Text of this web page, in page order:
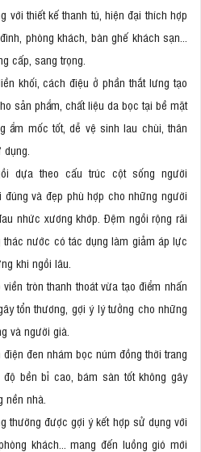
với thiết kế thanh tú, hiện đại thích hợp
phòng khách, bàn ghế khách sạn...
cấp, sang trọng.
khối, cách điệu ở phần thắt lưng tạo
sản phẩm, chất liệu da bọc tại bề mặt
ẩm mốc tốt, dễ vệ sinh lau chùi, thân
dựa theo cấu trúc cột sống người
và đẹp phù hợp cho những người
nhức xương khớp. Đệm ngồi rộng rãi
thác nước có tác dụng làm giảm áp lực
khi ngồi lâu.
tròn thanh thoát vừa tạo điểm nhấn
tổn thương, gợi ý lý tưởng cho những
và người già.
đen nhám bọc núm đồng thời trang
bền bỉ cao, bám sàn tốt không gây
nền nhà.
thường được gợi ý kết hợp sử dụng với
khách... mang đến luồng gió mới